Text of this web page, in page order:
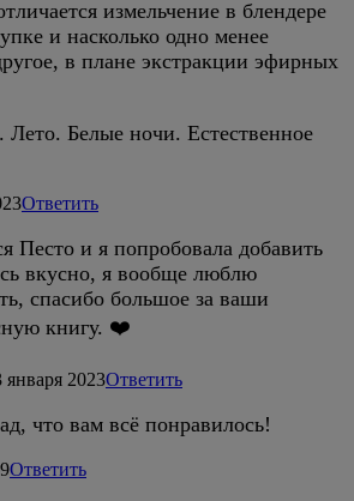
измельчение в блендере
и насколько одно менее
в плане экстракции эфирных
Белые ночи. Естественное
Ответить
Песто и я попробовала добавить
вкусно, я вообще люблю
спасибо большое за ваши
книгу. ❤️
января 2023Ответить
что вам всё понравилось!
Ответить